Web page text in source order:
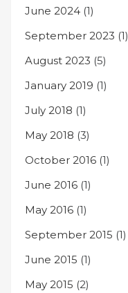
June 2024 (1)
September 2023 (1)
August 2023 (5)
January 2019 (1)
July 2018 (1)
May 2018 (3)
October 2016 (1)
June 2016 (1)
May 2016 (1)
September 2015 (1)
June 2015 (1)
May 2015 (2)